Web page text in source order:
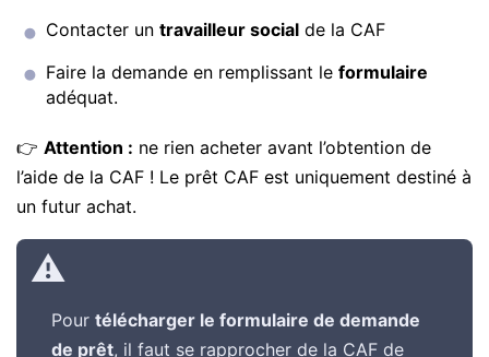
Contacter untravailleur social de la CAF
Faire la demande en remplissant leformulaire
adéquat.
👉 Attention : ne rien acheter avant l’obtention de
l’aide de la CAF ! Le prêt CAF est uniquement destiné à
un futur achat.
Pour télécharger le formulaire de demande
de prêt, il faut se rapprocher de la CAF de